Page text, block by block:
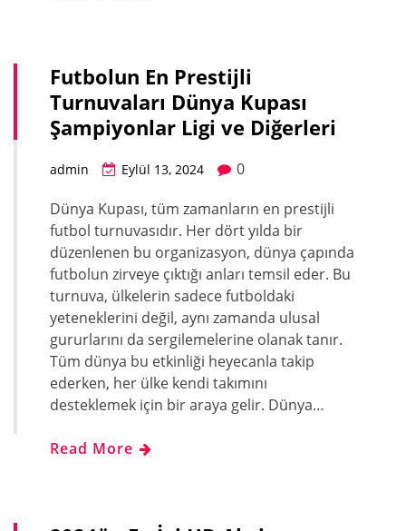
Futbolun En Prestijli
Turnuvaları Dünya Kupası
Şampiyonlar Ligi ve Diğerleri
admin Eylül 13, 2024
0
Dünya Kupası, tüm zamanların en prestijli
futbol turnuvasıdır. Her dört yılda bir
düzenlenen bu organizasyon, dünya çapında
futbolun zirveye çıktığı anları temsil eder. Bu
turnuva, ülkelerin sadece futboldaki
yeteneklerini değil, aynı zamanda ulusal
gururlarını da sergilemelerine olanak tanır.
Tüm dünya bu etkinliği heyecanla takip
ederken, her ülke kendi takımını
desteklemek için bir araya gelir. Dünya…
Read More